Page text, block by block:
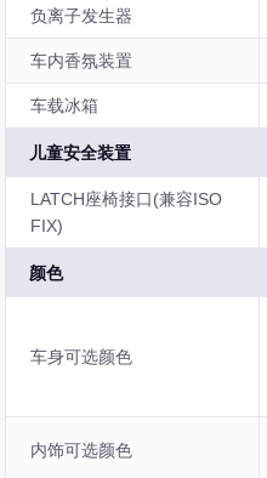
负离子发生器
车内香氛装置
车载冰箱
儿童安全装置
LATCH座椅接口(兼容ISO
FIX)
颜色
车身可选颜色
内饰可选颜色